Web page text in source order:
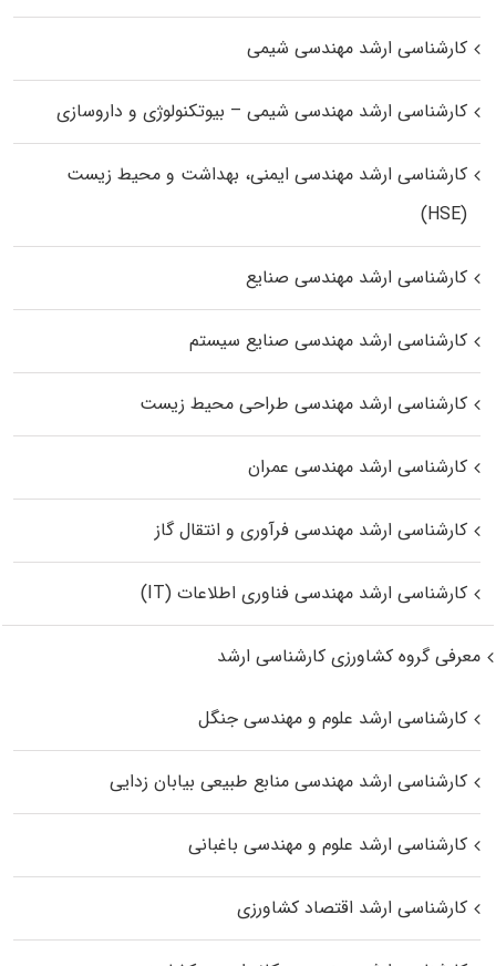
کارشناسی ارشد مهندسی شیمی
کارشناسی ارشد مهندسی شیمی – بیوتکنولوژی و داروسازی
کارشناسی ارشد مهندسی ایمنی، بهداشت و محیط زیست
(HSE)
کارشناسی ارشد مهندسی صنایع
کارشناسی ارشد مهندسی صنایع سیستم
کارشناسی ارشد مهندسی طراحی محیط زیست
کارشناسی ارشد مهندسی عمران
کارشناسی ارشد مهندسی فرآوری و انتقال گاز
کارشناسی ارشد مهندسی فناوری اطلاعات (IT)
معرفی گروه کشاورزی کارشناسی ارشد
کارشناسی ارشد علوم و مهندسی جنگل
کارشناسی ارشد مهندسی منابع طبیعی بیابان زدایی
کارشناسی ارشد علوم و مهندسی باغبانی
کارشناسی ارشد اقتصاد کشاورزی